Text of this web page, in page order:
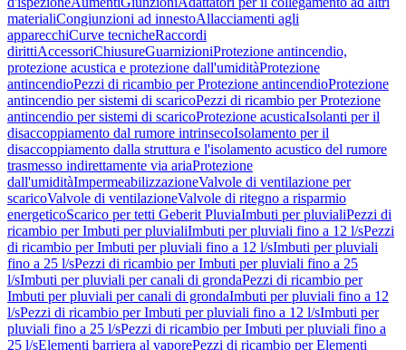
materialiCongiunzioni ad innestoAllacciamenti agli
apparecchiCurve tecnicheRaccordi
dirittiAccessoriChiusureGuarnizioniProtezione antincendio,
protezione acustica e protezione dall'umiditàProtezione
antincendioPezzi di ricambio per Protezione antincendioProtezione
antincendio per sistemi di scaricoPezzi di ricambio per Protezione
antincendio per sistemi di scaricoProtezione acusticaIsolanti per il
disaccoppiamento dal rumore intrinsecoIsolamento per il
disaccoppiamento dalla struttura e l'isolamento acustico del rumore
trasmesso indirettamente via ariaProtezione
dall'umiditàImpermeabilizzazioneValvole di ventilazione per
scaricoValvole di ventilazioneValvole di ritegno a risparmio
energeticoScarico per tetti Geberit PluviaImbuti per pluvialiPezzi di
ricambio per Imbuti per pluvialiImbuti per pluviali fino a 12 l/sPezzi
di ricambio per Imbuti per pluviali fino a 12 l/sImbuti per pluviali
fino a 25 l/sPezzi di ricambio per Imbuti per pluviali fino a 25
l/sImbuti per pluviali per canali di grondaPezzi di ricambio per
Imbuti per pluviali per canali di grondaImbuti per pluviali fino a 12
l/sPezzi di ricambio per Imbuti per pluviali fino a 12 l/sImbuti per
pluviali fino a 25 l/sPezzi di ricambio per Imbuti per pluviali fino a
25 l/sElementi barriera al vaporePezzi di ricambio per Elementi